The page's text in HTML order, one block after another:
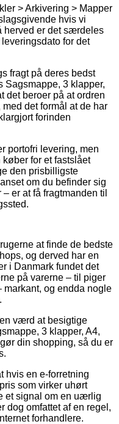
> Arkivering > Mapper
hvis vi
herved er det særdeles
for det
fragt på deres bedst
3 klapper,
det beroer på at ordren
det formål at de har
forinden
portofri levering, men
for et fastslået
den prisbilligste
om du befinder sig
er at få fragtmanden til
at finde de bedste
og derved har en
i Danmark fundet det
på varerne – til piger
markant, og endda nogle
værd at besigtige
3 klapper, A4,
din shopping, så du er
hvis en e-forretning
som virker uhørt
et signal om en uærlig
dog omfattet af en regel,
forhandlere.